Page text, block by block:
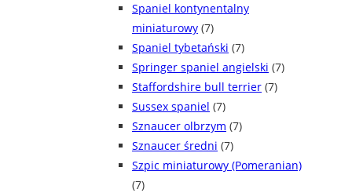
Spaniel kontynentalny
miniaturowy (7)
Spaniel tybetański (7)
Springer spaniel angielski (7)
Staffordshire bull terrier (7)
Sussex spaniel (7)
Sznaucer olbrzym (7)
Sznaucer średni (7)
Szpic miniaturowy (Pomeranian)
(7)